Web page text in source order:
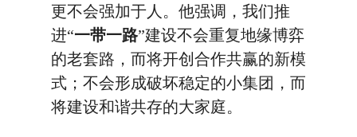
更不会强加于人。他强调，我们推
进“一带一路”建设不会重复地缘博弈
的老套路，而将开创合作共赢的新模
式；不会形成破坏稳定的小集团，而
将建设和谐共存的大家庭。